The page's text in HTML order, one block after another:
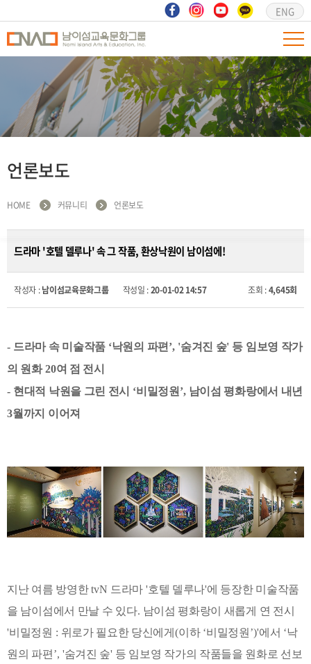
ENG
언론보도
HOME 커뮤니티 언론보도
드라마 '호텔 델루나' 속 그 작품, 환상낙원이 남이섬에!
작성자 :남이섬교육문화그룹 작성일 :20-01-02 14:57 조회 :4,645회
- 드라마 속 미술작품 ‘낙원의 파편 ’, '숨겨진 숲' 등 임보영 작가
의 원화20여 점 전시
- 현대적 낙원을 그린 전시 ‘비밀정원 ’, 남이섬 평화랑에서 내년
3월까지 이어져
지난 여름 방영한tvN 드라마 '호텔 델루나'에 등장한 미술작품
을 남이섬에서 만날 수 있다. 남이섬 평화랑이 새롭게 연 전시
'비밀정원 : 위로가 필요한 당신에게 (이하 ‘비밀정원 ’)'에서 ‘낙
원의 파편 ’, '숨겨진 숲' 등 임보영 작가의 작품들을 원화로 선보